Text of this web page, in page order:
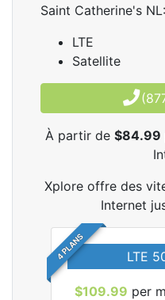
Saint Catherine's NL:
LTE
Satellite
À partir de $84.99
Xplore offre des
Internet
4 PLANS LTE
$109.99 per